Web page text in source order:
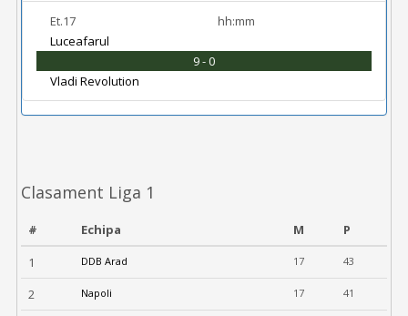
Et.17
hh:mm
Luceafarul
9 - 0
Vladi Revolution
Clasament Liga 1
# Echipa M
P
1
DDB Arad 17 43
2 Napoli 17 41